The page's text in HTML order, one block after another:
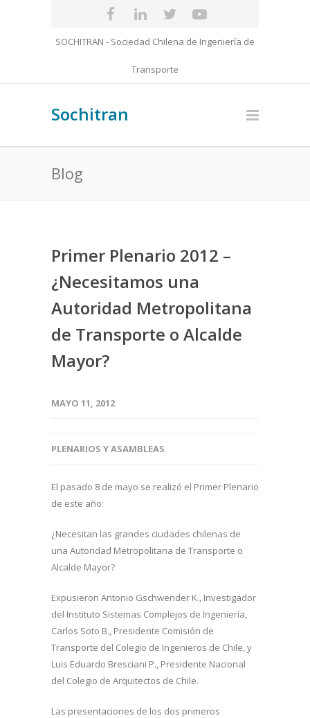
SOCHITRAN - Sociedad Chilena de Ingeniería de
Transporte
Sochitran
Blog
Primer Plenario 2012 –
¿Necesitamos una
Autoridad Metropolitana
de Transporte o Alcalde
Mayor?
MAYO 11, 2012
PLENARIOS Y ASAMBLEAS
El pasado 8 de mayo se realizó el Primer Plenario
de este año:
¿Necesitan las grandes ciudades chilenas de
una Autoridad Metropolitana de Transporte o
Alcalde Mayor?
Expusieron Antonio Gschwender K., Investigador
del Instituto Sistemas Complejos de Ingeniería,
Carlos Soto B., Presidente Comisión de
Transporte del Colegio de Ingenieros de Chile, y
Luis Eduardo Bresciani P., Presidente Nacional
del Colegio de Arquitectos de Chile.
Las presentaciones de los dos primeros